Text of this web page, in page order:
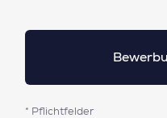
* Pflichtfelder